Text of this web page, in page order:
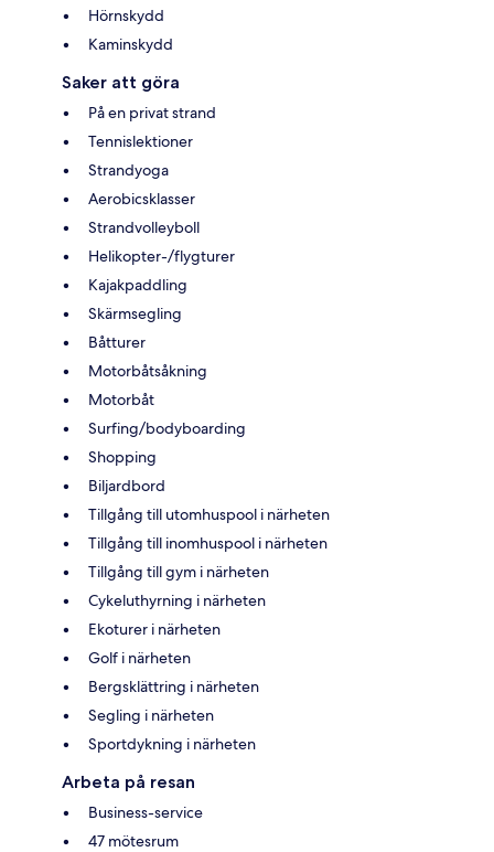
Hörnskydd
Kaminskydd
Saker att göra
På en privat strand
Tennislektioner
Strandyoga
Aerobicsklasser
Strandvolleyboll
Helikopter-/flygturer
Kajakpaddling
Skärmsegling
Båtturer
Motorbåtsåkning
Motorbåt
Surfing/bodyboarding
Shopping
Biljardbord
Tillgång till utomhuspool i närheten
Tillgång till inomhuspool i närheten
Tillgång till gym i närheten
Cykeluthyrning i närheten
Ekoturer i närheten
Golf i närheten
Bergsklättring i närheten
Segling i närheten
Sportdykning i närheten
Arbeta på resan
Business-service
47 mötesrum